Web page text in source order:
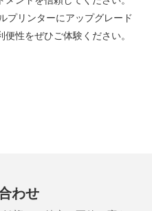
プリンターにアップグレード
性をぜひご体験ください。
わせ